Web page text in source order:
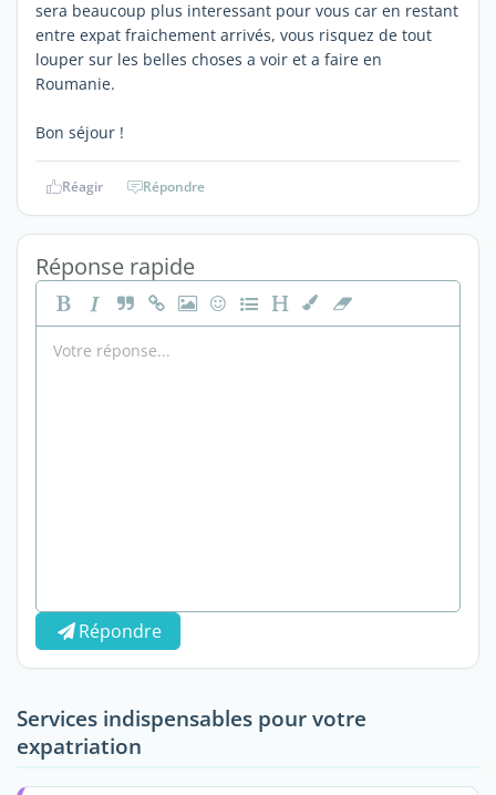
sera beaucoup plus interessant pour vous car en restant
entre expat fraichement arrivés, vous risquez de tout
louper sur les belles choses a voir et a faire en
Roumanie.
Bon séjour !
Réagir Répondre
Réponse rapide
Répondre
Services indispensables pour votre
expatriation